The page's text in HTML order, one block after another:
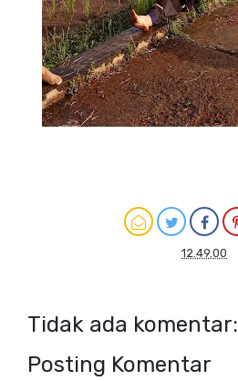
12.49.00
Tidak ada komentar:
Posting Komentar